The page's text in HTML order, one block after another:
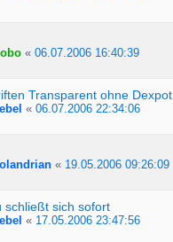
« 06.07.2006 16:40:39
Transparent ohne Dexpot
« 06.07.2006 22:34:06
« 19.05.2006 09:26:09
schließt sich sofort
« 17.05.2006 23:47:56